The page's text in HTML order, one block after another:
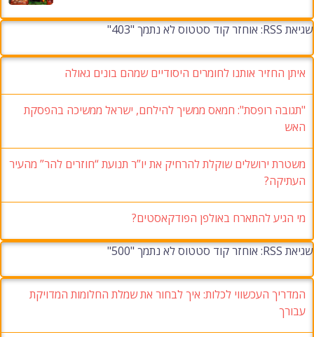
שגיאת RSS: אוחזר קוד סטטוס לא נתמך "403"
איתן החזיר אותנו לחומרים היסודיים שמהם בונים גאולה
"תגובה רופסת": חמאס ממשיך להילחם, ישראל ממשיכה בהפסקת
האש
משטרת ירושלים שוקלת להרחיק את יו”ר תנועת “חוזרים להר” מהעיר
העתיקה?
מי הגיע להתארח באולפן הפודקאסטים?
שגיאת RSS: אוחזר קוד סטטוס לא נתמך "500"
המדריך העכשווי לכלות: איך לבחור את שמלת החלומות המדויקת
עבורך